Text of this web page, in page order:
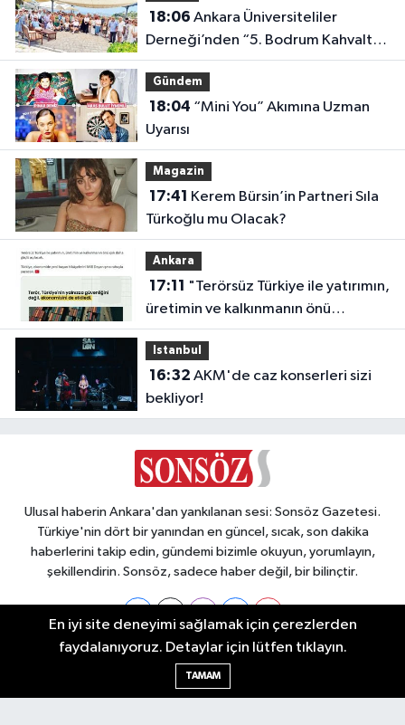
18:06
Derneği’nden “5. Bodrum Kahvaltılı
Buluşması”
Gündem
18:04
Uyarısı
Magazin
17:41
Türkoğlu mu Olacak?
Ankara
17:11
üretimin ve kalkınmanın önü
açılacak"
Istanbul
16:32
bekliyor!
Ulusal haberin Ankara'dan yankılanan sesi: Sonsöz Gazetesi.
Türkiye'nin dört bir yanından en güncel, sıcak, son dakika
haberlerini takip edin, gündemi bizimle okuyun, yorumlayın,
şekillendirin. Sonsöz, sadece haber değil, bir bilinçtir.
Ankara Nöbetçi Eczaneler
En iyi site deneyimi sağlamak için çerezlerden
faydalanıyoruz. Detaylar için lütfen tıklayın.
TAMAM